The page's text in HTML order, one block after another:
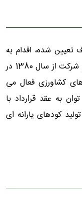
شده، اقدام به
ثبت برند نگین کود پارس نموده است. این شرکت از سال 1380 در
های کشاورزی فعال می
به عقد قرارداد با
کودهای یارانه ای